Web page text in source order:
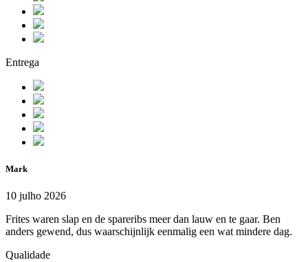
Entrega
Mark
10 julho 2026
Frites waren slap en de spareribs meer dan lauw en te gaar. Ben
anders gewend, dus waarschijnlijk eenmalig een wat mindere dag.
Qualidade